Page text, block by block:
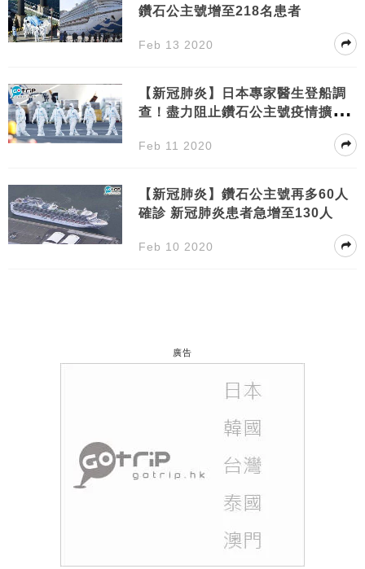
鑽石公主號增至218名患者
Feb 13 2020
【新冠肺炎】日本專家醫生登船調
查！盡力阻止鑽石公主號疫情擴
Feb 11 2020
【新冠肺炎】鑽石公主號再多60人
確診 新冠肺炎患者急增至130人
Feb 10 2020
廣告